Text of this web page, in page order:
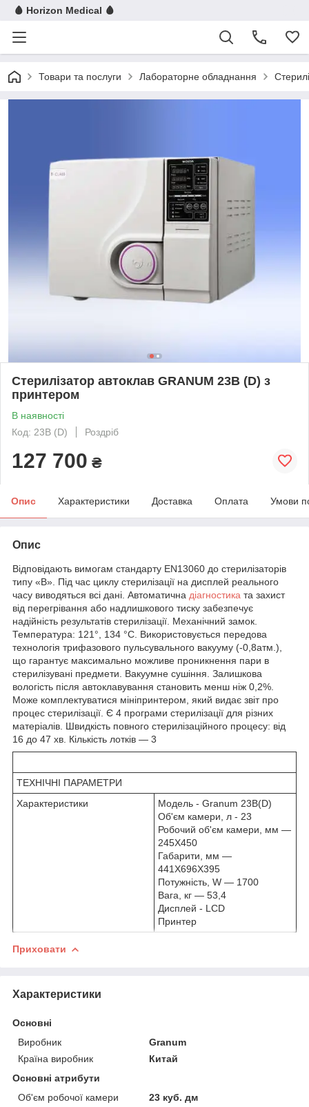
🩸 Horizon Medical 🩸
Товари та послуги Лабораторне обладнання
Стерилізатор автоклав GRANUM 23B (D) з
принтером
В наявності
Код: 23B (D)
Роздріб
127 700 ₴
Опис Характеристики Доставка Оплата Умови
Опис
Відповідають вимогам стандарту EN13060 до стерилізаторів
типу «В». Під час циклу стерилізації на дисплей реального
часу виводяться всі дані. Автоматична діагностика та захист
від перегрівання або надлишкового тиску забезпечує
надійність результатів стерилізації. Механічний замок.
Температура: 121°, 134 °C. Використовується передова
технологія трифазового пульсувального вакууму (-0,8атм.),
що гарантує максимально можливе проникнення пари в
стерилізувані предмети. Вакуумне сушіння. Залишкова
вологість після автоклавування становить менш ніж 0,2%.
Може комплектуватися мініпринтером, який видає звіт про
процес стерилізації. Є 4 програми стерилізації для різних
матеріалів. Швидкість повного стерилізаційного процесу: від
16 до 47 хв. Кількість лотків — 3
ТЕХНІЧНІ ПАРАМЕТРИ
Характеристики
Модель - Granum 23B(D)
Об'єм камери, л - 23
Робочий об'єм камери, мм —
245X450
Габарити, мм —
441X696X395
Потужність, W — 1700
Вага, кг — 53,4
Дисплей - LCD
Принтер
Приховати
Характеристики
Основні
Виробник
Granum
Країна виробник
Китай
Основні атрибути
Об'єм робочої камери
23 куб. дм